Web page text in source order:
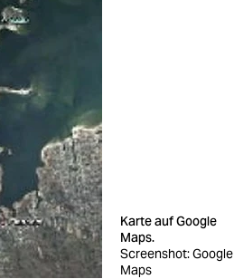
Karte auf Google
Maps.
Screenshot: Google
Maps